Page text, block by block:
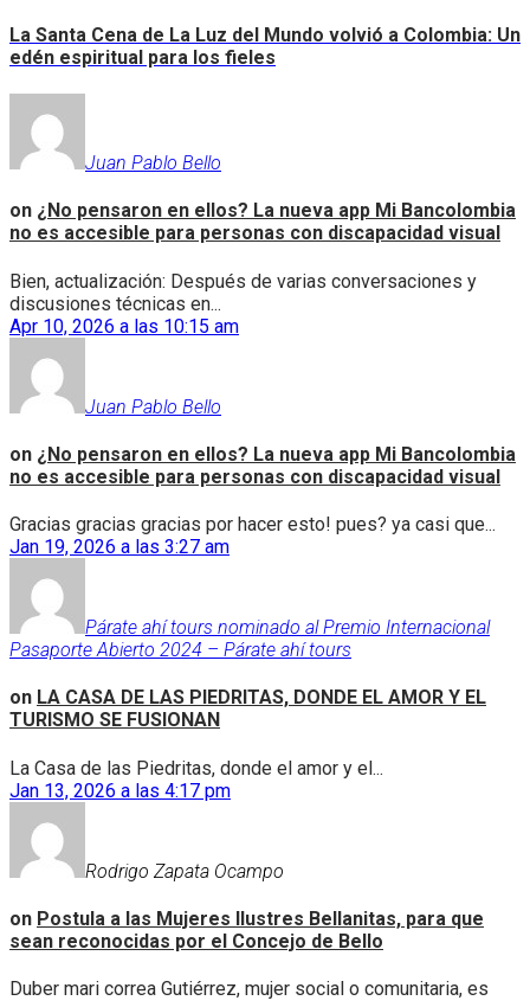
La Santa Cena de La Luz del Mundo volvió a Colombia: Un
edén espiritual para los fieles
Juan Pablo Bello
on ¿No pensaron en ellos? La nueva app Mi Bancolombia
no es accesible para personas con discapacidad visual
Bien, actualización: Después de varias conversaciones y
discusiones técnicas en...
Apr 10, 2026 a las 10:15 am
Juan Pablo Bello
on ¿No pensaron en ellos? La nueva app Mi Bancolombia
no es accesible para personas con discapacidad visual
Gracias gracias gracias por hacer esto! pues? ya casi que...
Jan 19, 2026 a las 3:27 am
Párate ahí tours nominado al Premio Internacional
Pasaporte Abierto 2024 – Párate ahí tours
on LA CASA DE LAS PIEDRITAS, DONDE EL AMOR Y EL
TURISMO SE FUSIONAN
La Casa de las Piedritas, donde el amor y el...
Jan 13, 2026 a las 4:17 pm
Rodrigo Zapata Ocampo
on Postula a las Mujeres Ilustres Bellanitas, para que
sean reconocidas por el Concejo de Bello
Duber mari correa Gutiérrez, mujer social o comunitaria, es